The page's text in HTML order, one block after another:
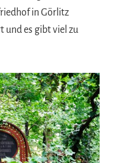
in Görlitz
und es gibt viel zu